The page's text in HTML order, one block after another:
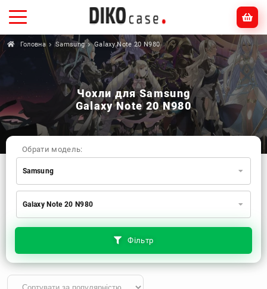
Головна Samsung Galaxy Note 20 N980
Чохли для Samsung
Galaxy Note 20 N980
Фільтр
Обрати модель:
Samsung
Xiaomi
Apple
Huawei
Realme
TECNO
ZTE
OnePlus
Motorola
Galaxy Note 20 N980